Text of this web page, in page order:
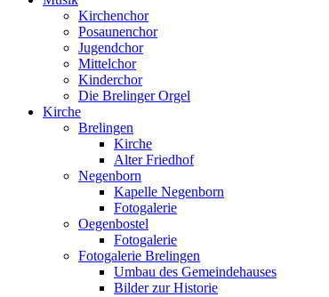
Kirchenchor
Posaunenchor
Jugendchor
Mittelchor
Kinderchor
Die Brelinger Orgel
Kirche
Brelingen
Kirche
Alter Friedhof
Negenborn
Kapelle Negenborn
Fotogalerie
Oegenbostel
Fotogalerie
Fotogalerie Brelingen
Umbau des Gemeindehauses
Bilder zur Historie